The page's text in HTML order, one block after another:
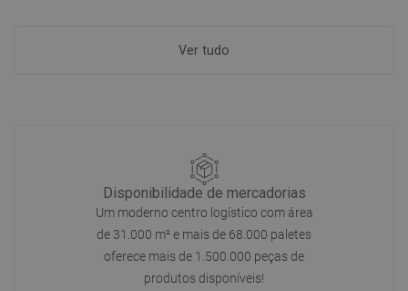
Ver tudo
Disponibilidade de mercadorias
Um moderno centro logístico com área
de 31.000 m² e mais de 68.000 paletes
oferece mais de 1.500.000 peças de
produtos disponíveis!